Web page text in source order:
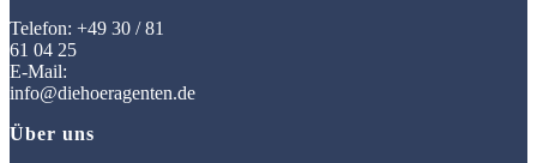
Telefon: +49 30 / 81
61 04 25
E-Mail:
info@diehoeragenten.de
Über uns